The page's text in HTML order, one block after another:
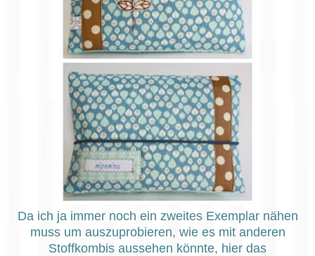
Da ich ja immer noch ein zweites Exemplar nähen
muss um auszuprobieren, wie es mit anderen
Stoffkombis aussehen könnte, hier das